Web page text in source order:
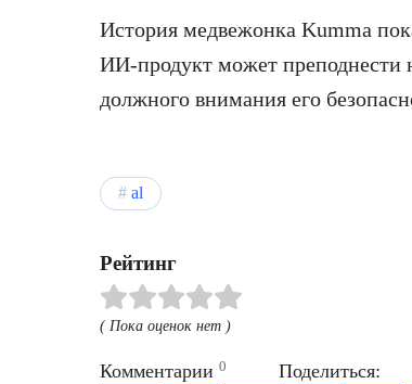
История медвежонка Kumma
ИИ-продукт может преподнести
должного внимания его
al
Рейтинг
( Пока оценок нет )
Комментарии 0 Поделиться: